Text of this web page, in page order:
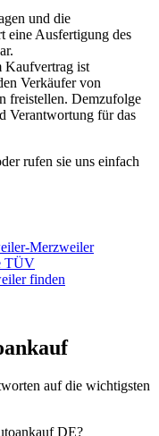
und die
eine Ausfertigung des
Kaufvertrag ist
Verkäufer von
freistellen. Demzufolge
Verantwortung für das
rufen sie uns einfach
Merzweiler
TÜV
finden
auf die wichtigsten
DE?